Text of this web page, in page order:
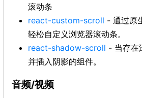
滚动条
react-custom-scroll - 通过原
轻松自定义浏览器滚动条。
react-shadow-scroll - 当存在
并插入阴影的组件。
音频/视频